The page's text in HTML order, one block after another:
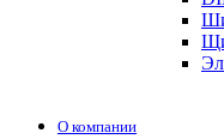
О компании